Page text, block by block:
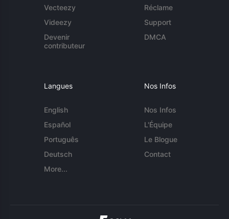
Vecteezy
Videezy
Devenir
contributeur
Réclame
Support
DMCA
Langues
English
Español
Português
Deutsch
More...
Nos Infos
Nos Infos
L'Équipe
Le Blogue
Contact